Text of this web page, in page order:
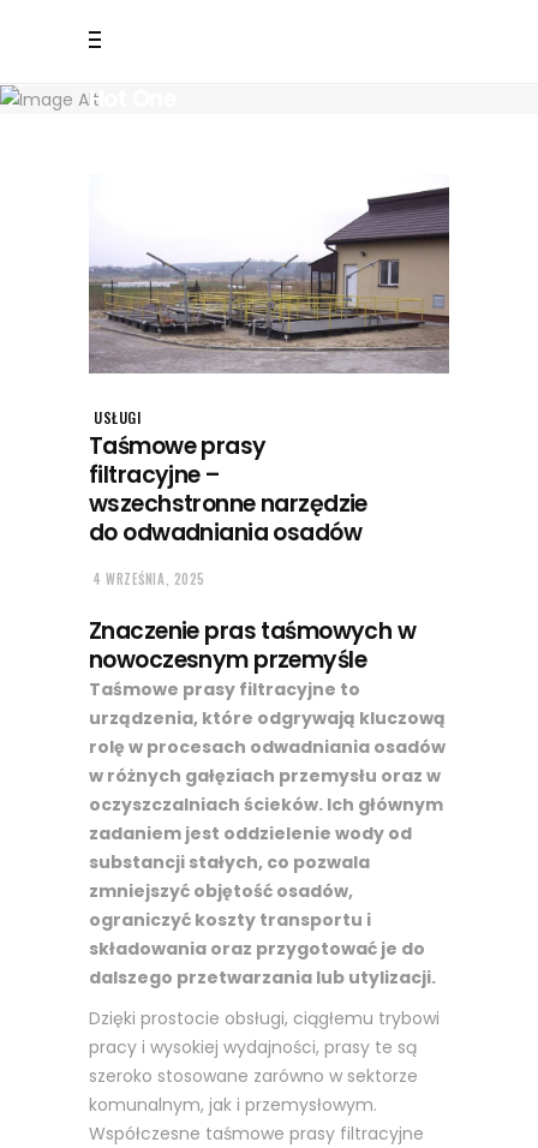
Hot One
USŁUGI
Taśmowe prasy
filtracyjne –
wszechstronne narzędzie
do odwadniania osadów
4 WRZEŚNIA, 2025
Znaczenie pras taśmowych w
nowoczesnym przemyśle
Taśmowe prasy filtracyjne to
urządzenia, które odgrywają kluczową
rolę w procesach odwadniania osadów
w różnych gałęziach przemysłu oraz w
oczyszczalniach ścieków. Ich głównym
zadaniem jest oddzielenie wody od
substancji stałych, co pozwala
zmniejszyć objętość osadów,
ograniczyć koszty transportu i
składowania oraz przygotować je do
dalszego przetwarzania lub utylizacji.
Dzięki prostocie obsługi, ciągłemu trybowi
pracy i wysokiej wydajności, prasy te są
szeroko stosowane zarówno w sektorze
komunalnym, jak i przemysłowym.
Współczesne taśmowe prasy filtracyjne